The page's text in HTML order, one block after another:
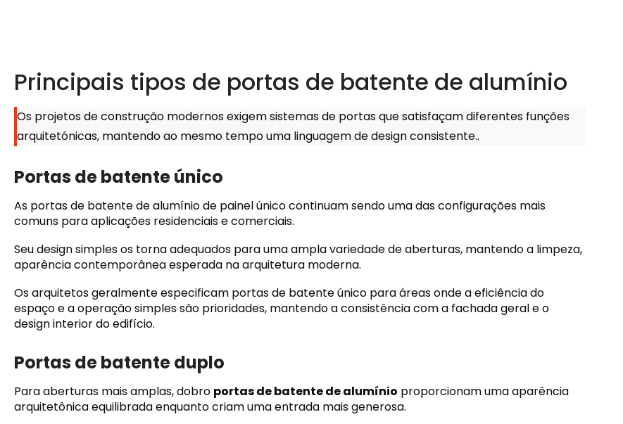
Principais tipos de portas de batente de alumínio
Os projetos de construção modernos exigem sistemas de portas que satisfaçam diferentes funções
arquitetónicas, mantendo ao mesmo tempo uma linguagem de design consistente..
Portas de batente único
As portas de batente de alumínio de painel único continuam sendo uma das configurações mais
comuns para aplicações residenciais e comerciais.
Seu design simples os torna adequados para uma ampla variedade de aberturas, mantendo a limpeza,
aparência contemporânea esperada na arquitetura moderna.
Os arquitetos geralmente especificam portas de batente único para áreas onde a eficiência do
espaço e a operação simples são prioridades, mantendo a consistência com a fachada geral e o
design interior do edifício.
Portas de batente duplo
Para aberturas mais amplas, dobro portas de batente de alumínio proporcionam uma aparência
arquitetônica equilibrada enquanto criam uma entrada mais generosa.